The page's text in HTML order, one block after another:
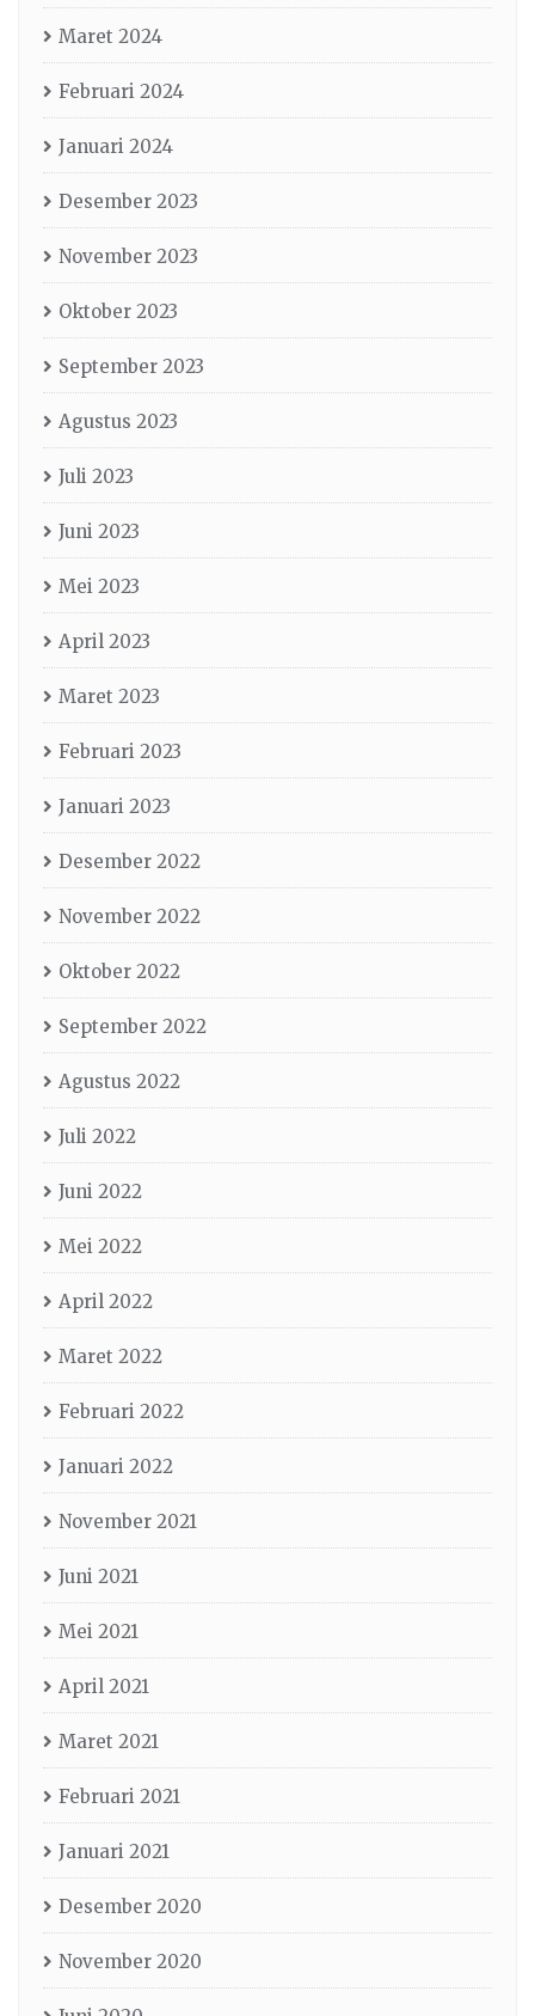
Maret 2024
Februari 2024
Januari 2024
Desember 2023
November 2023
Oktober 2023
September 2023
Agustus 2023
Juli 2023
Juni 2023
Mei 2023
April 2023
Maret 2023
Februari 2023
Januari 2023
Desember 2022
November 2022
Oktober 2022
September 2022
Agustus 2022
Juli 2022
Juni 2022
Mei 2022
April 2022
Maret 2022
Februari 2022
Januari 2022
November 2021
Juni 2021
Mei 2021
April 2021
Maret 2021
Februari 2021
Januari 2021
Desember 2020
November 2020